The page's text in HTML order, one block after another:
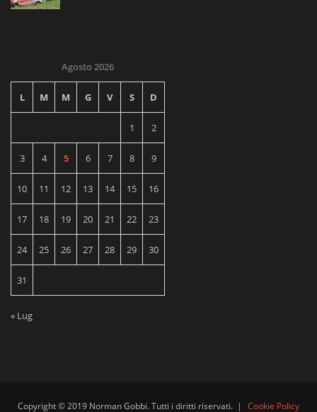
Agosto 2026
L M M G V S D
1 2
3 4 5 6 7 8 9
10 11 12 13 14 15 16
17 18 19 20 21 22 23
24 25 26 27 28 29 30
31
« Lug
Copyright © 2019 Norman Gobbi. Tutti i diritti riservati. | Cookie Policy